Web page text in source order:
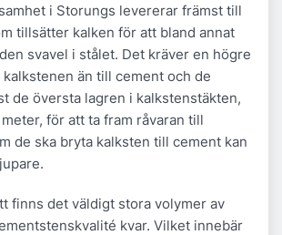
i Storungs levererar främst till
tillsätter kalken för att bland annat
svavel i stålet. Det kräver en högre
än till cement och de
de översta lagren i kalkstenstäkten,
för att ta fram råvaran till
de ska bryta kalksten till cement kan
finns det väldigt stora volymer av
kvar. Vilket innebär